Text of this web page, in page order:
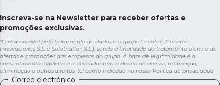
Inscreva-se na Newsletter para receber ofertas e
promoções exclusivas.
*O responsável pelo tratamento de dados é o grupo Cecotec (Cecotec
Innovaciones S.L. e Solotriatlon S.L.), sendo a finalidade do tratamento o envio de
ofertas e promoções das empresas do grupo. A base de legitimidade é o
consentimento explícito e o utilizador tem o direito de acesso, retificação,
eliminação e outros direitos, tal como indicado no nosso Política de privacidade
Correo electrónico